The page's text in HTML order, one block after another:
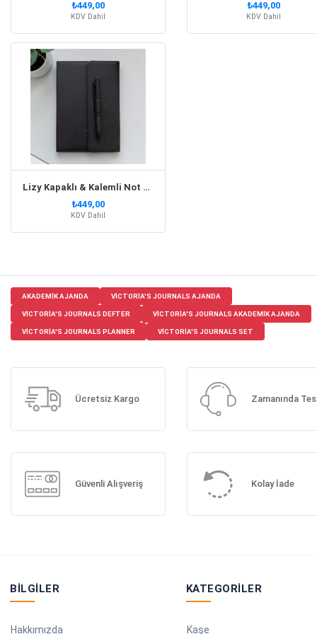
₺449,00
KDV Dahil
₺449,00
KDV Dahil
Lizy Kapaklı & Kalemli Not Defteri Siyah
₺449,00
KDV Dahil
AKADEMIK AJANDA VICTORIA'S JOURNALS AJANDA
VICTORIA'S JOURNALS DEFTER VICTORIA'S JOURNALS AKADEMIK AJANDA
VICTORIA'S JOURNALS PLANNER VICTORIA'S JOURNALS SET
Ücretsiz Kargo Zamanında
Güvenli Alışveriş Kolay İade
BILGILER
Hakkımızda
KATEGORILER
Kaşe